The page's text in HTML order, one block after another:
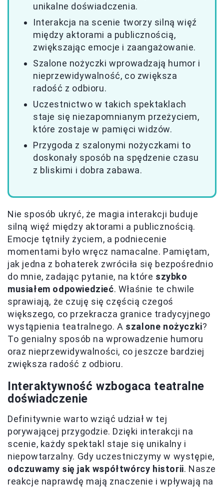
unikalne doświadczenia.
Interakcja na scenie tworzy silną więź
między aktorami a publicznością,
zwiększając emocje i zaangażowanie.
Szalone nożyczki wprowadzają humor i
nieprzewidywalność, co zwiększa
radość z odbioru.
Uczestnictwo w takich spektaklach
staje się niezapomnianym przeżyciem,
które zostaje w pamięci widzów.
Przygoda z szalonymi nożyczkami to
doskonały sposób na spędzenie czasu
z bliskimi i dobra zabawa.
Nie sposób ukryć, że magia interakcji buduje
silną więź między aktorami a publicznością.
Emocje tętniły życiem, a podniecenie
momentami było wręcz namacalne. Pamiętam,
jak jedna z bohaterek zwróciła się bezpośrednio
do mnie, zadając pytanie, na które szybko
musiałem odpowiedzieć. Właśnie te chwile
sprawiają, że czuję się częścią czegoś
większego, co przekracza granice tradycyjnego
wystąpienia teatralnego. A szalone nożyczki?
To genialny sposób na wprowadzenie humoru
oraz nieprzewidywalności, co jeszcze bardziej
zwiększa radość z odbioru.
Interaktywność wzbogaca teatralne
doświadczenie
Definitywnie warto wziąć udział w tej
porywającej przygodzie. Dzięki interakcji na
scenie, każdy spektakl staje się unikalny i
niepowtarzalny. Gdy uczestniczymy w występie,
odczuwamy się jak współtwórcy historii. Nasze
reakcje naprawdę mają znaczenie i wpływają na